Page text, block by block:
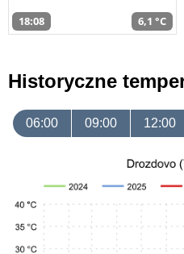
18:08 6,1 °C
Historyczne
06:00 09:00 12:00